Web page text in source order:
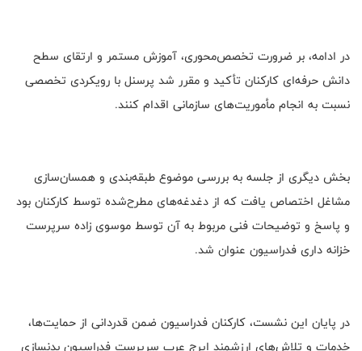
در ادامه، بر ضرورت تخصص‌محوری، آموزش مستمر و ارتقای سطح
دانش حرفه‌ای کارکنان تأکید و مقرر شد پرسنل با رویکردی تخصصی
نسبت به انجام مأموریت‌های سازمانی اقدام کنند.
بخش دیگری از جلسه به بررسی موضوع طبقه‌بندی و همسان‌سازی
مشاغل اختصاص یافت که از دغدغه‌های مطرح‌شده توسط کارکنان بود
و پاسخ و توضیحات فنی مربوط به آن توسط موسوی‌ زاده سرپرست
خزانه داری فدراسیون عنوان شد.
در پایان این نشست، کارکنان فدراسیون ضمن قدردانی از حمایت‌ها،
خدمات و تلاش‌های ارزشمند ایرج عرب سرپرست فدراسیون بدنسازی